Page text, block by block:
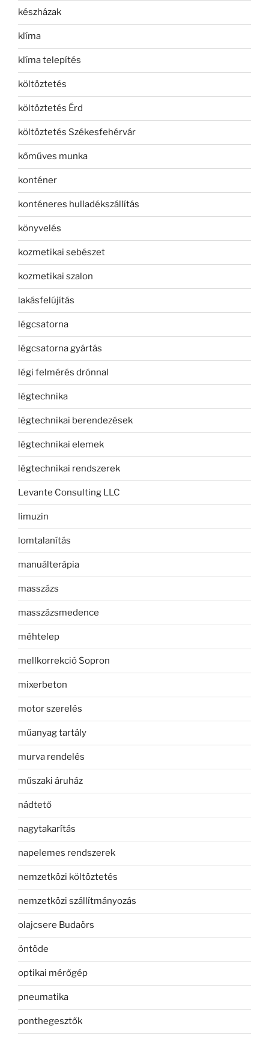
készházak
klíma
klíma telepítés
költöztetés
költöztetés Érd
költöztetés Székesfehérvár
kőműves munka
konténer
konténeres hulladékszállítás
könyvelés
kozmetikai sebészet
kozmetikai szalon
lakásfelújítás
légcsatorna
légcsatorna gyártás
légi felmérés drónnal
légtechnika
légtechnikai berendezések
légtechnikai elemek
légtechnikai rendszerek
Levante Consulting LLC
limuzin
lomtalanítás
manuálterápia
masszázs
masszázsmedence
méhtelep
mellkorrekció Sopron
mixerbeton
motor szerelés
műanyag tartály
murva rendelés
műszaki áruház
nádtető
nagytakarítás
napelemes rendszerek
nemzetközi költöztetés
nemzetközi szállítmányozás
olajcsere Budaörs
öntöde
optikai mérőgép
pneumatika
ponthegesztők